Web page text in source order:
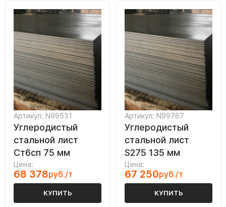
Артикул: N99531
Углеродистый
стальной лист
Ст6сп 75 мм
Цена:
68 378руб./т
КУПИТЬ
Артикул: N99767
Углеродистый
стальной лист
S275 135 мм
Цена:
67 250руб./т
КУПИТЬ